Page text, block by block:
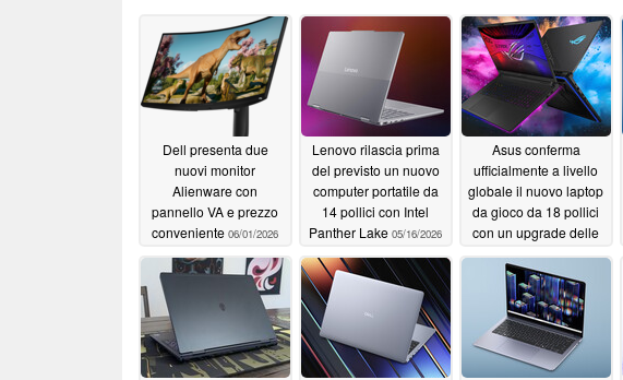
Dell presenta due
nuovi monitor
Alienware con
pannello VA e prezzo
conveniente 06/01/2026
Lenovo rilascia prima
del previsto un nuovo
computer portatile da
14 pollici con Intel
Panther Lake 05/16/2026
Asus conferma
ufficialmente a livello
globale il nuovo laptop
da gioco da 18 pollici
con un upgrade delle
un display Mini LED 4K
05/16/2026